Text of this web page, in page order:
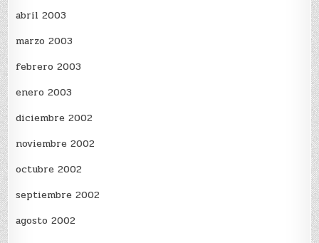
abril 2003
marzo 2003
febrero 2003
enero 2003
diciembre 2002
noviembre 2002
octubre 2002
septiembre 2002
agosto 2002